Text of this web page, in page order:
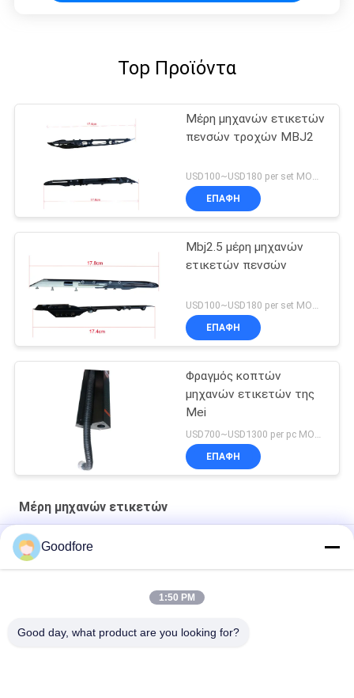
Top Προϊόντα
Μέρη μηχανών ετικετών
πενσών τροχών MBJ2
USD100~USD180 per set MOQ:1 σύνολο
ΕΠΑΦΉ
Mbj2.5 μέρη μηχανών
ετικετών πενσών
USD100~USD180 per set MOQ:1 σύνολο
ΕΠΑΦΉ
Φραγμός κοπτών
μηχανών ετικετών της
Mei
ΕΠΑΦΉ
Μέρη μηχανών ετικετών
ηλεκτρονικός ελεγκτής για slitter systerm
Jacquard κυκλωμάτων PCB δίσκων Uni μέρη μηχανών
Goodfore
1:50 PM
Good day, what product are you looking for?